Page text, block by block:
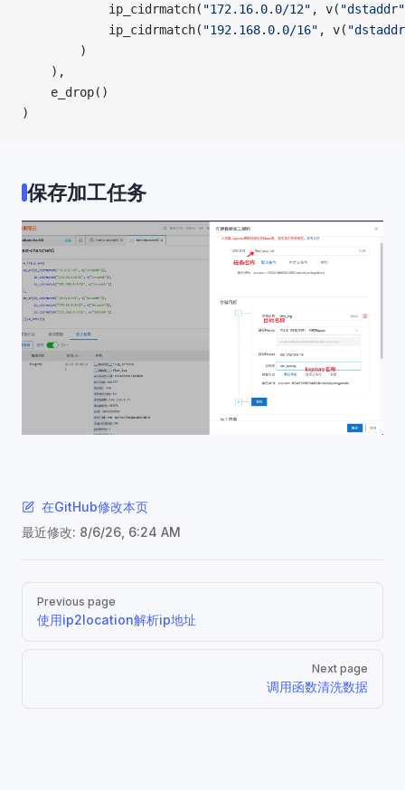
			ip_cidrmatch(
"172.16.0.0/12" , v( "dstaddr"
			ip_cidrmatch(
"192.168.0.0/16" , v(
		)
	),
	e_drop()
)
保存加工任务
在GitHub修改本页
最近修改: 8/6/26, 6:24 AM
PagerPrevious page
使用ip2location解析ip地址
Next page
调用函数清洗数据